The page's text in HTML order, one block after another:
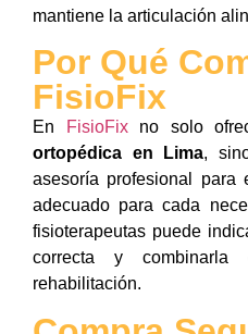
mantiene la articulación
Por Qué
FisioFix
En FisioFixno solo
ortopédica en Lima,
asesoría profesional
adecuado para cada
fisioterapeutas puede
correcta y
rehabilitación.